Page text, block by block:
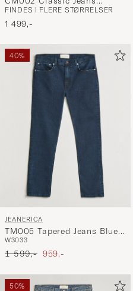
Vintage 95
FINDES I FLERE STØRRELSER
1 499,-
40%
JEANERICA
TM005 Tapered Jeans Blue
Black
W3033
Ordinary pris
1 599,- Nedsat pris
959,-
50%